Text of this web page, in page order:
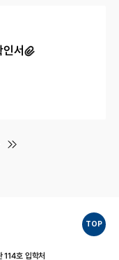
서
호 입학처
TOP